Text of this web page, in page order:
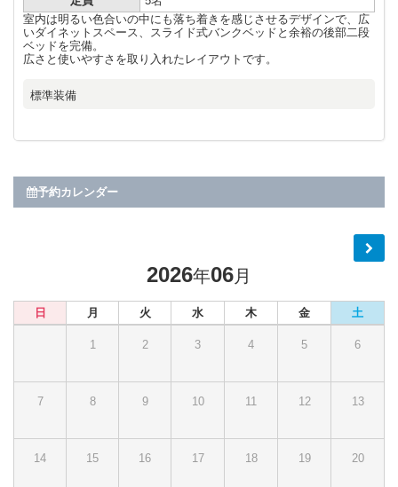
室内は明るい色合いの中にも落ち着きを感じさせるデザインで、広
いダイネットスペース、スライド式バンクベッドと余裕の後部二段
ベッドを完備。
広さと使いやすさを取り入れたレイアウトです。
標準装備
予約カレンダー
2026年06月
日 月 火 水 木 金 土
1 2 3 4 5 6
7 8 9 10 11 12 13
14 15 16 17 18 19 20